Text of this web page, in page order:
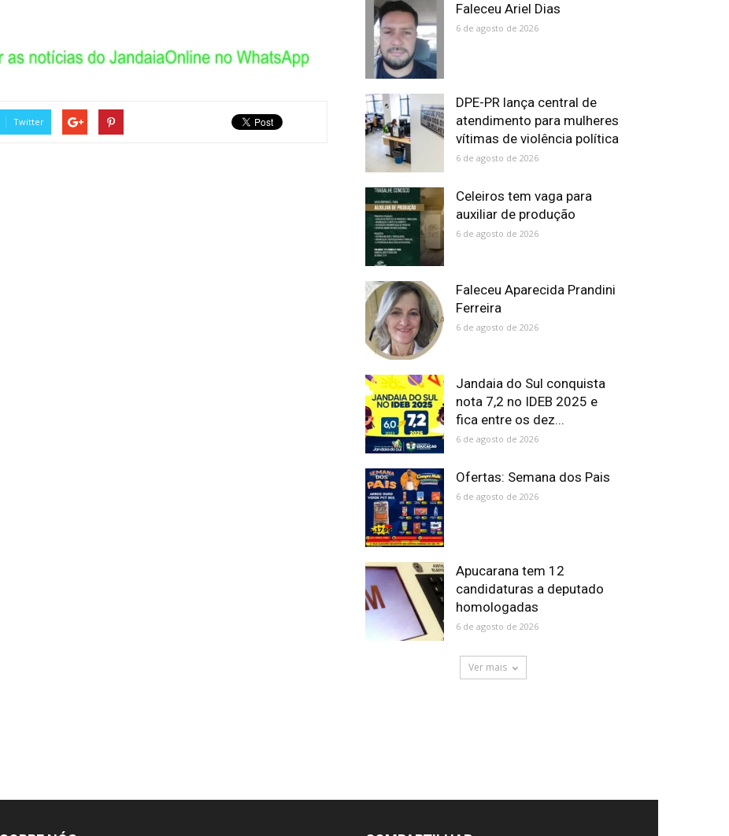
Twitter
Faleceu Ariel Dias
6 de agosto de 2026
DPE-PR lança central de
atendimento para mulheres
vítimas de violência política
6 de agosto de 2026
Celeiros tem vaga para
auxiliar de produção
6 de agosto de 2026
Faleceu Aparecida Prandini
Ferreira
6 de agosto de 2026
Jandaia do Sul conquista
nota 7,2 no IDEB 2025 e
fica entre os dez...
6 de agosto de 2026
Ofertas: Semana dos Pais
6 de agosto de 2026
Apucarana tem 12
candidaturas a deputado
homologadas
6 de agosto de 2026
Ver mais